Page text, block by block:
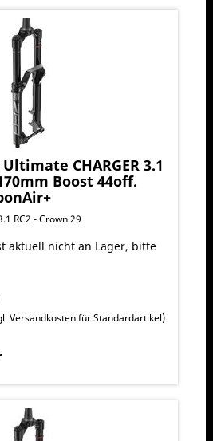
Ultimate CHARGER 3.1
Boost 44off.
RC2 - Crown 29
aktuell nicht an Lager, bitte
Versandkosten für Standardartikel)